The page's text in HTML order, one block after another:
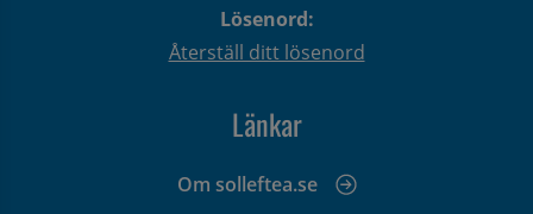
Lösenord:
Återställ ditt lösenord
Länkar
Om solleftea.se